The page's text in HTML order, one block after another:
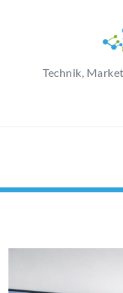
Technik,